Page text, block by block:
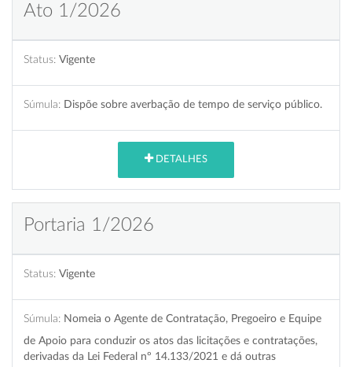
Ato 1/2026
Status: Vigente
Súmula: Dispõe sobre averbação de tempo de serviço público.
DETALHES
Portaria 1/2026
Status: Vigente
Súmula: Nomeia o Agente de Contratação, Pregoeiro e Equipe
de Apoio para conduzir os atos das licitações e contratações,
derivadas da Lei Federal nº 14.133/2021 e dá outras